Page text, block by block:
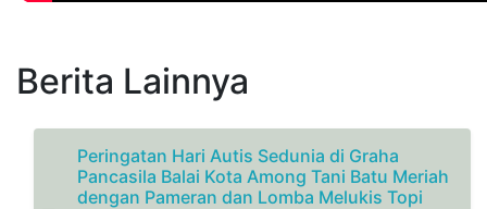
Berita Lainnya
Peringatan Hari Autis Sedunia di Graha
Pancasila Balai Kota Among Tani Batu Meriah
dengan Pameran dan Lomba Melukis Topi